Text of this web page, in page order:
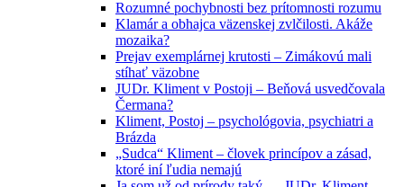
Rozumné pochybnosti bez prítomnosti rozumu
Klamár a obhajca väzenskej zvlčilosti. Akáže
mozaika?
Prejav exemplárnej krutosti – Zimákovú mali
stíhať väzobne
JUDr. Kliment v Postoji – Beňová usvedčovala
Čermana?
Kliment, Postoj – psychológovia, psychiatri a
Brázda
„Sudca“ Kliment – človek princípov a zásad,
ktoré iní ľudia nemajú